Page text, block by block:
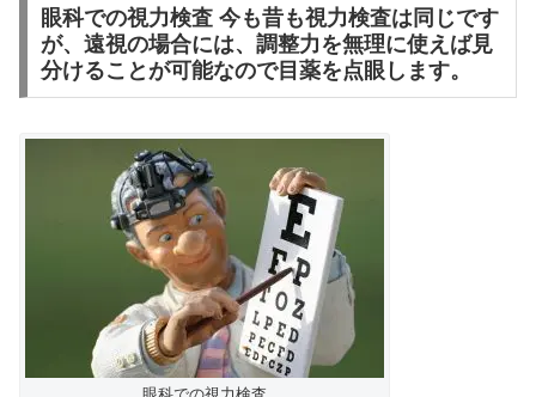
眼科での視力検査 今も昔も視力検査は同じです
が、遠視の場合には、調整力を無理に使えば見
分けることが可能なので目薬を点眼します。